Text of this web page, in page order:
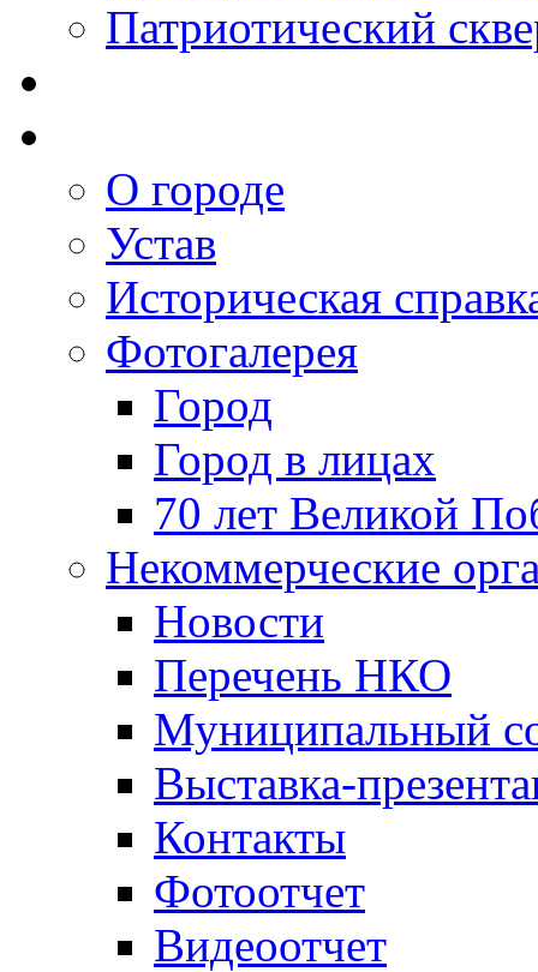
Патриотический
О городе
Устав
Историческая
Фотогалерея
Город
Город в лицах
70 лет Великой
Некоммерческие
Новости
Перечень НКО
Муниципальный
Выставка-
Контакты
Фотоотчет
Видеоотчет